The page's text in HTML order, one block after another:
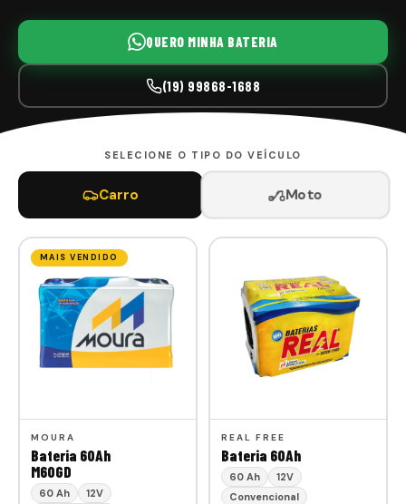
QUERO MINHA BATERIA
(19) 99868-1688
SELECIONE O TIPO DO VEÍCULO
Carro Moto
MAIS VENDIDO
MOURA
Bateria 60Ah
M60GD
60 Ah
12V
REAL FREE
Bateria 60Ah
60 Ah
12V
Convencional